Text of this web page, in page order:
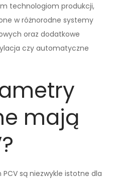
technologiom produkcji,
w różnorodne systemy
oraz dodatkowe
czy automatyczne
mają
są niezwykle istotne dla